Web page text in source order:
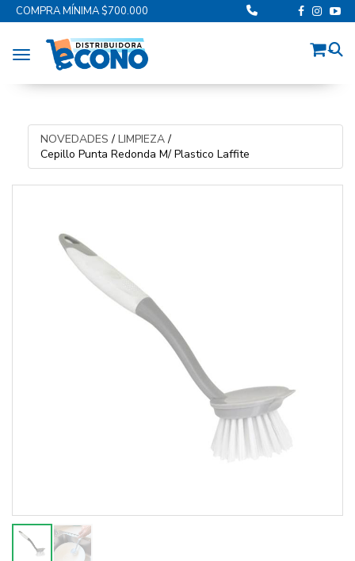
COMPRA MÍNIMA $700.000
Toggle navigation
NOVEDADES / LIMPIEZA /
Cepillo Punta Redonda M/ Plastico Laffite